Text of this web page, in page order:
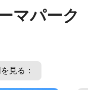
マパーク
見る：